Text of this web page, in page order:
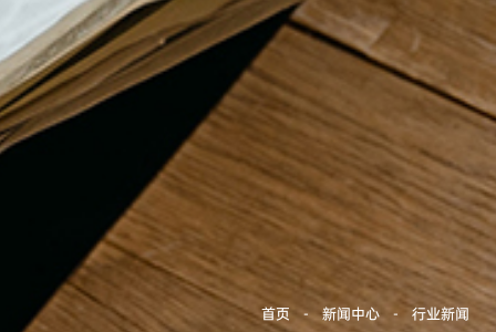
首页 - 新闻中心 - 行业新闻